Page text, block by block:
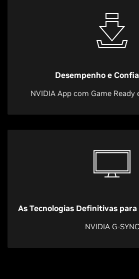
Desempenho e
NVIDIA App com Game
As Tecnologias Definitivas
NVIDIA G-SYNC